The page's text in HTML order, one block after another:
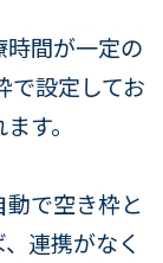
間が一定の
で設定してお
す。
で空き枠と
連携がなく